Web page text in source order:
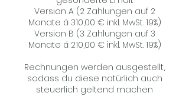
Version A (2 Zahlungen auf 2
Monate á 310,00 € inkl. MwSt. 19%)
Version B (3 Zahlungen auf 3
Monate á 210,00 € inkl. MwSt. 19%)
Rechnungen werden ausgestellt,
sodass du diese natürlich auch
steuerlich geltend machen